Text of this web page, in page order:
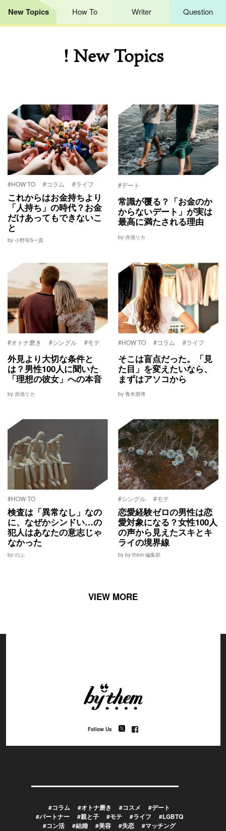
New Topics How To Writer Question
! New Topics
#HOW TO #コラム #ライフ
これからはお金持ちより
「人持ち」の時代？お金
だけあってもできないこ
と
by 小野寺S一貴
#デート
常識が覆る？「お金のか
からないデート」が実は
最高に満たされる理由
by 赤池リカ
#オトナ磨き #シングル #モテ
外見より大切な条件と
は？男性100人に聞いた
「理想の彼女」への本音
by 赤池リカ
#HOW TO #コラム #ライフ
そこは盲点だった。「見
た目」を変えたいなら、
まずはアソコから
by 青木朋博
#HOW TO
検査は「異常なし」なの
に、なぜかシンドい…の
犯人はあなたの意志じゃ
なかった
by のぶ
#シングル #モテ
恋愛経験ゼロの男性は恋
愛対象になる？女性100人
の声から見えたスキとキ
ライの境界線
by by them 編集部
VIEW MORE
Follow Us
#コラム #オトナ磨き #コスメ
#デート
#パートナー
#親と子 #モテ #ライフ
#LGBTQ
#コン活
#結婚 #美容 #失恋
#マッチング